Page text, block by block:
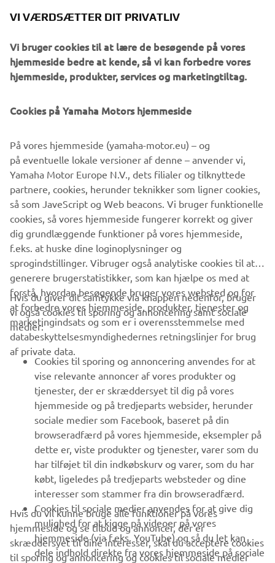
impressive build of the XJR1300, The Guerilla Four, in
build of this year with the Sport Heritage range
middleweight champion XSR700 as a base.
With no cutting or welding to the frame Winston was free
to work his signature style magic on the punchy, mid-
range XSR700. The result is not one, but two
masterpieces. The simple-to-change kits transform the
XSR700 in under an hour between a café racer style street
machine, 'The Corsa Scorcher' and a dirt track ready
scrambler style bike, 'The Soil Scorpion'.
VIRKSOMHED
B2B
MERE YAMAHA
SUPPORT
NYHEDSBREV
Vær den første til at få besked om de seneste tilbud, særlige
arrangementer, nye udgivelser og meget mere.
VI VÆRDSÆTTER DIT PRIVATLIV
Vi bruger cookies til at lære de besøgende på vores
hjemmeside bedre at kende, så vi kan forbedre vores
hjemmeside, produkter, services og marketingtiltag.
Cookies på Yamaha Motors hjemmeside
På vores hjemmeside (yamaha-motor.eu) – og
på eventuelle lokale versioner af denne – anvender vi,
Yamaha Motor Europe N.V., dets filialer og tilknyttede
partnere, cookies, herunder teknikker som ligner cookies,
så som JaveScript og Web beacons. Vi bruger funktionelle
cookies, så vores hjemmeside fungerer korrekt og giver
dig grundlæggende funktioner på vores hjemmeside,
f.eks. at huske dine loginoplysninger og
sprogindstillinger. Vibruger også analytiske cookies til at
generere brugerstatistikker, som kan hjælpe os med at
forstå, hvordan besøgende bruger vores websted og for
at forbedre vores hjemmeside, produkter, tjenester og
marketingindsats og som er i overensstemmelse med
databeskyttelsesmyndighedernes retningslinjer for brug
af private data.
Hvis du giver dit samtykke via knappen nedenfor, bruger
vi også cookies til sporing og annoncering samt sociale
medier:
Cookies til sporing og annoncering anvendes for at
vise relevante annoncer af vores produkter og
tjenester, der er skræddersyet til dig på vores
hjemmeside og på tredjeparts websider, herunder
sociale medier som Facebook, baseret på din
browseradfærd på vores hjemmeside, eksempler på
dette er, viste produkter og tjenester, varer som du
har tilføjet til din indkøbskurv og varer, som du har
købt, ligeledes på tredjeparts websteder og dine
interesser som stammer fra din browseradfærd.
Cookies til sociale medier anvendes for at give dig
mulighed for at kigge på videoer på vores
hjemmeside (via f.eks. YouTube) og så du let kan
dele indhold direkte fra vores hjemmeside på sociale
Hvis du vil kunne bruge alle funktioner på vores
hjemmeside og se tilbud og annoncer, der er
skræddersyet til dine interesser, skal du acceptere cookies
til sporing og annoncering og cookies til sociale medier